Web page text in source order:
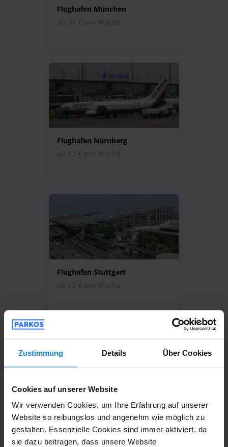
Zustimmung Details Über Cookies
Cookies auf unserer Website
Wir verwenden Cookies, um Ihre Erfahrung auf unserer
Website so reibungslos und angenehm wie möglich zu
gestalten. Essenzielle Cookies sind immer aktiviert, da
sie dazu beitragen, dass unsere Website
Flughafen München
ab 31 € pro Woche
Flughafen Nürnberg
ab 82 € pro Woche
Flughafen Stuttgart
ab 55 € pro Woche
Flughafen Weeze